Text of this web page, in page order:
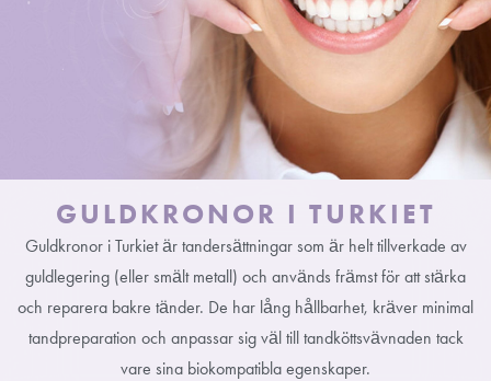
GULDKRONOR I TURKIET
Guldkronor i Turkiet är tandersättningar som är helt tillverkade av
guldlegering (eller smält metall) och används främst för att stärka
och reparera bakre tänder. De har lång hållbarhet, kräver minimal
tandpreparation och anpassar sig väl till tandköttsvävnaden tack
vare sina biokompatibla egenskaper.